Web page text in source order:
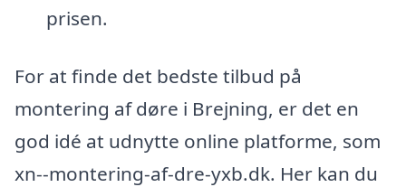
prisen.
For at finde det bedste tilbud på
montering af døre i Brejning, er det en
god idé at udnytte online platforme, som
xn--montering-af-dre-yxb.dk. Her kan du